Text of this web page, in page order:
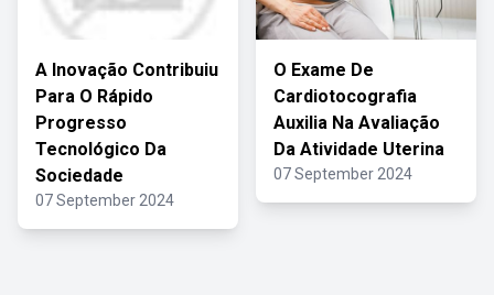
A Inovação Contribuiu
Para O Rápido
Progresso
Tecnológico Da
Sociedade
07 September 2024
O Exame De
Cardiotocografia
Auxilia Na Avaliação
Da Atividade Uterina
07 September 2024